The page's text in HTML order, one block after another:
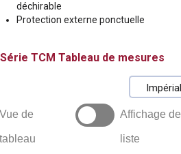
déchirable
Protection externe ponctuelle
TCM Tableau de mesures
Impérial
Vue de
tableau
Affichage de
liste